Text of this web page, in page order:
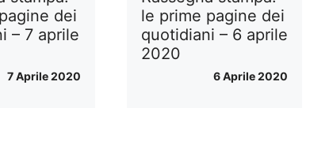
dei
– 7 aprile
7 Aprile 2020
le prime pagine dei
quotidiani – 6 aprile
2020
6 Aprile 2020